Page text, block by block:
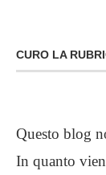
CURO LA
Questo blog
In quanto